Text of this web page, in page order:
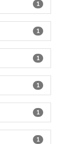
1
1
1
1
1
1